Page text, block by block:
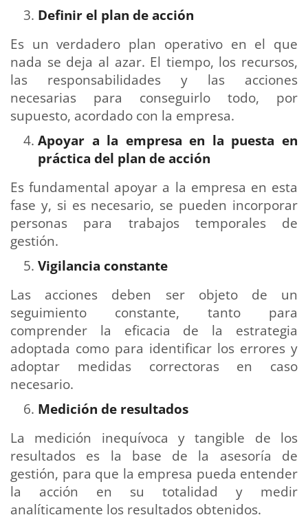
Definir el plan de acción
Es un verdadero plan operativo en el que
nada se deja al azar. El tiempo, los recursos,
las responsabilidades y las acciones
necesarias para conseguirlo todo, por
supuesto, acordado con la empresa.
Apoyar a la empresa en la puesta en
práctica del plan de acción
Es fundamental apoyar a la empresa en esta
fase y, si es necesario, se pueden incorporar
personas para trabajos temporales de
gestión.
Vigilancia constante
Las acciones deben ser objeto de un
seguimiento constante, tanto para
comprender la eficacia de la estrategia
adoptada como para identificar los errores y
adoptar medidas correctoras en caso
necesario.
Medición de resultados
La medición inequívoca y tangible de los
resultados es la base de la asesoría de
gestión, para que la empresa pueda entender
la acción en su totalidad y medir
analíticamente los resultados obtenidos.